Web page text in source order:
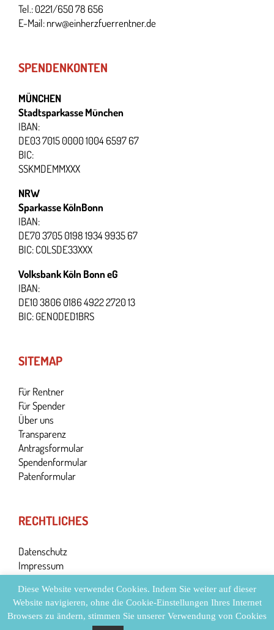
Tel.: 0221/650 78 656
E-Mail:nrw@einherzfuerrentner.de
SPENDENKONTEN
MÜNCHEN
Stadtsparkasse München
IBAN:
DE03 7015 0000 1004 6597 67
BIC:
SSKMDEMMXXX
NRW
Sparkasse KölnBonn
IBAN:
DE70 3705 0198 1934 9935 67
BIC: COLSDE33XXX
Volksbank Köln Bonn eG
IBAN:
DE10 3806 0186 4922 2720 13
BIC: GENODED1BRS
SITEMAP
Für Rentner
Für Spender
Über uns
Transparenz
Antragsformular
Spendenformular
Patenformular
RECHTLICHES
Datenschutz
Impressum
Diese Website verwendet Cookies. Indem Sie weiter auf dieser
Website navigieren, ohne die Cookie-Einstellungen Ihres Internet
Browsers zu ändern, stimmen Sie unserer Verwendung von Cookies